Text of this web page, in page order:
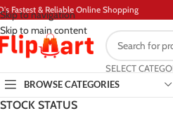
Skip to navigation
Skip to main content
Fastest & Reliable Online Shopping
SELECT
BROWSE CATEGORIES
STOCK STATUS